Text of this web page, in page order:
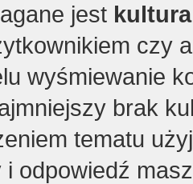
jest
czy
wyśmiewanie
brak
tematu
i odpowiedź